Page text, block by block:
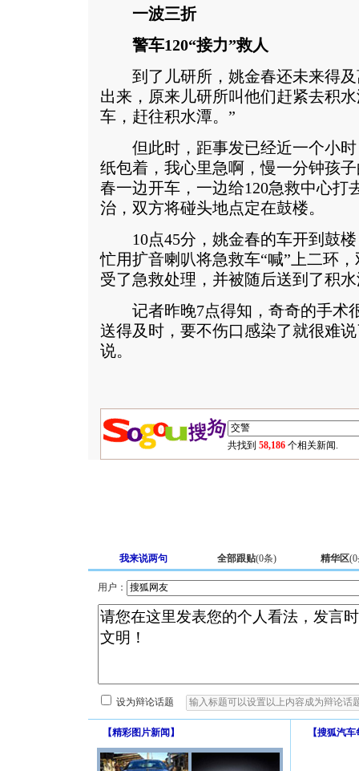
一波三折
警车120“接力”救人
到了儿研所，姚金春还未来得及
出来，原来儿研所叫他们赶紧去积
车，赶往积水潭。”
但此时，距事发已经近一个小时
纸包着，我心里急啊，慢一分钟孩
春一边开车，一边给120急救中心打
治，双方将碰头地点定在鼓楼。
10点45分，姚金春的车开到鼓楼
忙用扩音喇叭将急救车“喊”上二环
受了急救处理，并被随后送到了积
记者昨晚7点得知，奇奇的手术
送得及时，要不伤口感染了就很难
说。
共找到 58,186 个相关新闻.
我来说两句 全部跟贴(0条) 精华区(0
用户：
设为辩论话题
【精彩图片新闻 】 【搜狐汽车